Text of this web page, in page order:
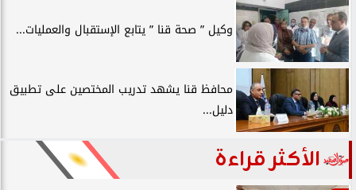
وكيل ” صحة قنا ” يتابع الإستقبال والعمليات...
محافظ قنا يشهد تدريب المختصين على تطبيق
دليل...
الأكثر قراءة